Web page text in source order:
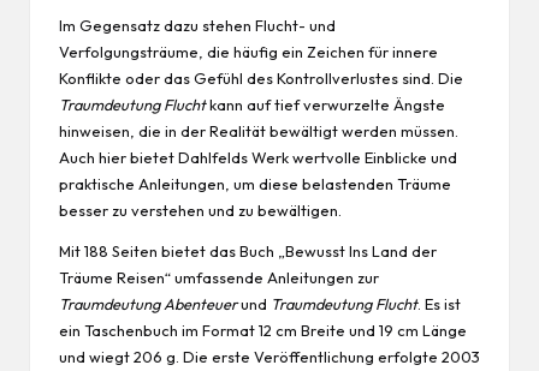
Im Gegensatz dazu stehen Flucht- und
Verfolgungsträume, die häufig ein Zeichen für innere
Konflikte oder das Gefühl des Kontrollverlustes sind. Die
Traumdeutung Fluchtkann auf tief verwurzelte Ängste
hinweisen, die in der Realität bewältigt werden müssen.
Auch hier bietet Dahlfelds Werk wertvolle Einblicke und
praktische Anleitungen, um diese belastenden Träume
besser zu verstehen und zu bewältigen.
Mit 188 Seiten bietet das Buch „Bewusst Ins Land der
Träume Reisen“ umfassende Anleitungen zur
Traumdeutung Abenteuerund Traumdeutung Flucht. Es ist
ein Taschenbuch im Format 12 cm Breite und 19 cm Länge
und wiegt 206 g. Die erste Veröffentlichung erfolgte 2003